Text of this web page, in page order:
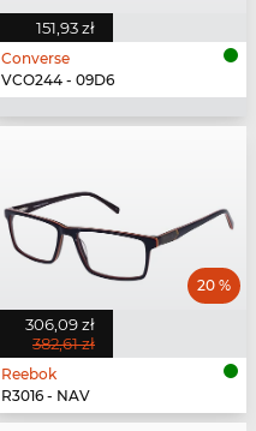
151,93 zł
Converse
VCO244 - 09D6
306,09 zł
382,61 zł
20 %
Reebok
R3016 - NAV